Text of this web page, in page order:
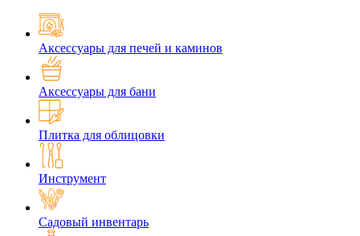
Аксессуары для печей и каминов
Аксессуары для бани
Плитка для облицовки
Инструмент
Садовый инвентарь